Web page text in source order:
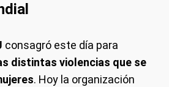
consagró este día para
distintas violencias que se
. Hoy la organización